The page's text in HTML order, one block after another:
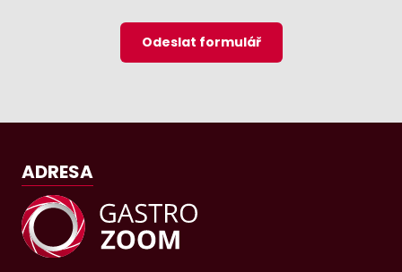
Odeslat formulář
ADRESA